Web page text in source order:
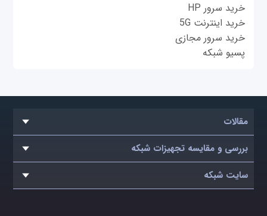
خرید سرور HP
خرید اینترنت 5G
خرید سرور مجازی
پسیو شبکه
مقالات
بررسی و مقایسه تجهیزات شبکه
سایت شبکه